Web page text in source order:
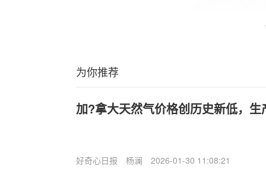
为你推荐
加?拿大天然气价格创历史新低，生
好奇心日报 杨澜 2026-01-30 11:08:21